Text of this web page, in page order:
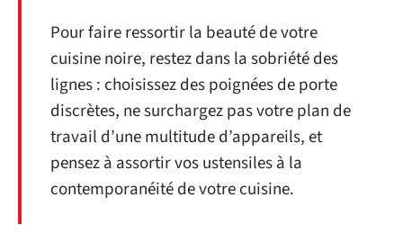
Pour faire ressortir la beauté de votre
cuisine noire, restez dans la sobriété des
lignes : choisissez des poignées de porte
discrètes, ne surchargez pas votre plan de
travail d’une multitude d’appareils, et
pensez à assortir vos ustensiles à la
contemporanéité de votre cuisine.